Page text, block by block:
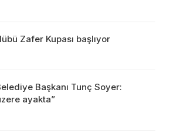
Zafer Kupası başlıyor
Başkanı Tunç Soyer:
ayakta”